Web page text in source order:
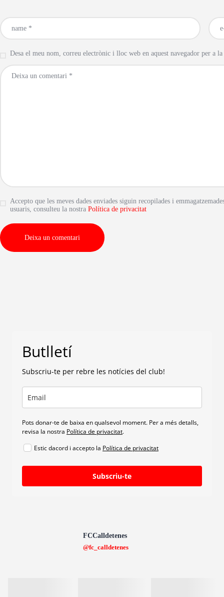
Desa el meu nom, correu electrònic i lloc web en aquest navegador per a
Accepto que les meves dades enviades siguin recopilades i
usuaris, consulteu la nostra Política de privacitat
Butlletí
Subscriu-te per rebre les notícies del club!
Pots donar-te de baixa en qualsevol moment. Per a més detalls,
revisa la nostra Política de privacitat.
Estic dacord i accepto la Política de privacitat
Subscriu-te
FCCalldetenes
@fc_calldetenes